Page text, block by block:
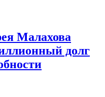
Малахова
долг